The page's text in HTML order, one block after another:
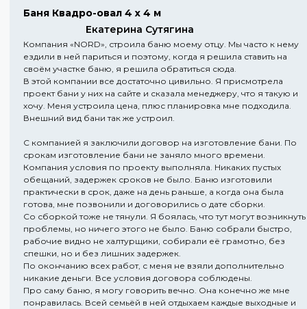
Баня Квадро-овал 4 х 4 м
Екатерина Сутягина
Компания «NORD», строила баню моему отцу. Мы часто к нему
ездили в ней париться и поэтому, когда я решила ставить на
своём участке баню, я решила обратиться сюда.
В этой компании все достаточно цивильно. Я присмотрела
проект бани у них на сайте и сказала менеджеру, что я такую и
хочу. Меня устроила цена, плюс планировка мне подходила.
Внешний вид бани так же устроил.
С компанией я заключили договор на изготовление бани. По
срокам изготовление бани не заняло много времени.
Компания условия по проекту выполняла. Никаких пустых
обещаний, задержек сроков не было. Баню изготовили
практически в срок, даже на день раньше, а когда она была
готова, мне позвонили и договорились о дате сборки.
Со сборкой тоже не тянули. Я боялась, что тут могут возникнуть
проблемы, но ничего этого не было. Баню собрали быстро,
рабочие видно не халтурщики, собирали её грамотно, без
спешки, но и без лишних задержек.
По окончанию всех работ, с меня не взяли дополнительно
никакие деньги. Все условия договора соблюдены.
Про саму баню, я могу говорить вечно. Она конечно же мне
понравилась. Всей семьёй в ней отдыхаем каждые выходные и